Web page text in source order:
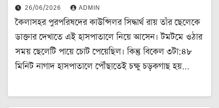
26/06/2026 ADMIN
কৈলাসহর পুরপরিষদের কাউন্সিলর সিদ্ধার্থ রায় তাঁর ছেলেকে
ডাক্তার দেখাতে এই হাসপাতালে নিয়ে আসেন। টমটমে ওঠার
সময় ছেলেটি পায়ে চোট পেয়েছিল। কিন্তু বিকেল ৩টা:৪৮
মিনিট নাগাদ হাসপাতালে পৌঁছাতেই চক্ষু চড়কগাছ হয়…